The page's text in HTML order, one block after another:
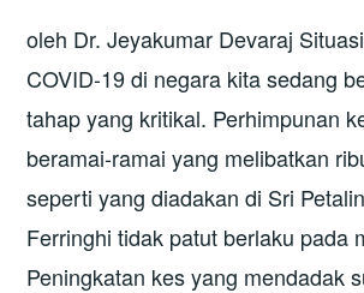
oleh Dr. Jeyakumar Devaraj
COVID-19 di negara kita sedang
tahap yang kritikal. Perhimpunan
beramai-ramai yang melibatkan
seperti yang diadakan di Sri
Ferringhi tidak patut berlaku pada
Peningkatan kes yang mendadak